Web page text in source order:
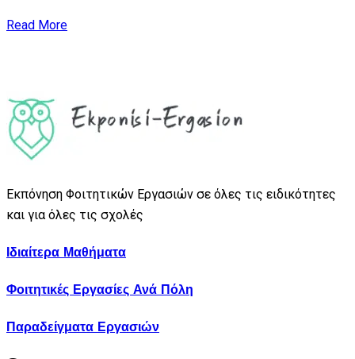
Read More
Εκπόνηση Φοιτητικών Εργασιών σε όλες τις ειδικότητες
και για όλες τις σχολές
Ιδιαίτερα Μαθήματα
Φοιτητικές Εργασίες Ανά Πόλη
Παραδείγματα Εργασιών